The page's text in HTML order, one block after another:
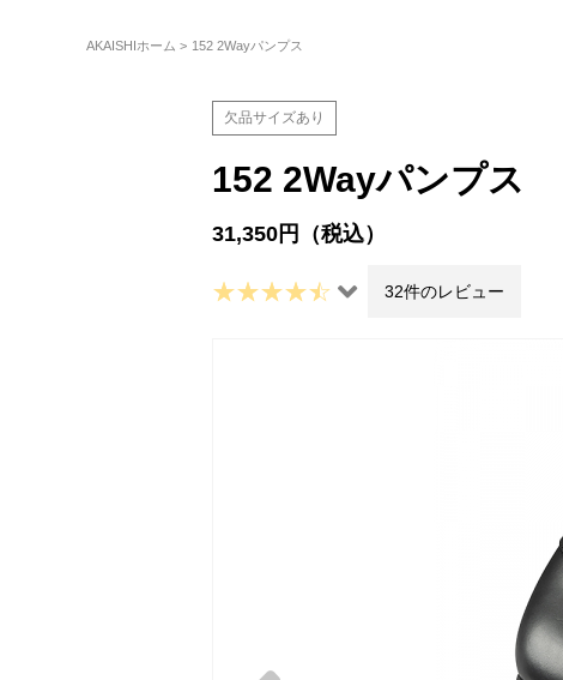
AKAISHIホーム 152 2Wayパンプス
欠品サイズあり
152 2Wayパンプス
31,350円（税込）
32件のレビュー